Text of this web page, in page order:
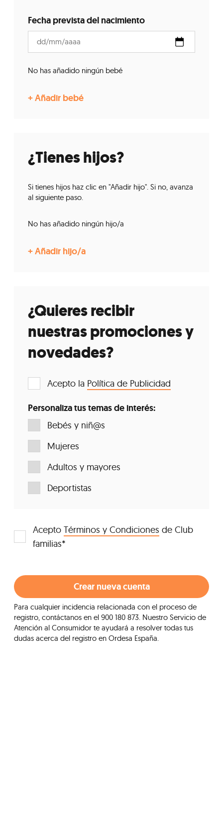
Fecha prevista del nacimiento
No has añadido ningún bebé
¿Tienes hijos?
Si tienes hijos haz clic en "Añadir hijo". Si no, avanza
al siguiente paso.
No has añadido ningún hijo/a
¿Quieres recibir
nuestras promociones y
novedades?
Acepto la Política de Publicidad
Personaliza tus temas de interés:
Bebés y niñ@s
Mujeres
Adultos y mayores
Deportistas
Acepto Términos y Condiciones de Club
familias*
Para cualquier incidencia relacionada con el proceso de
registro, contáctanos en el 900 180 873. Nuestro Servicio de
Atención al Consumidor te ayudará a resolver todas tus
dudas acerca del registro en Ordesa España.